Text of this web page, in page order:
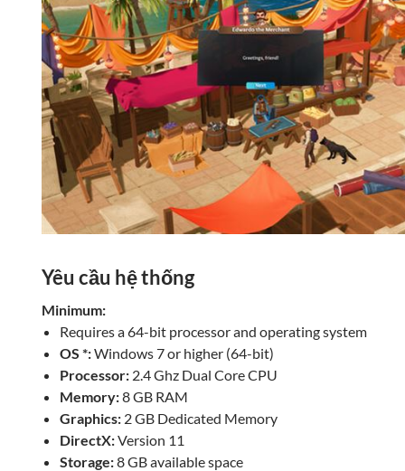
Yêu cầu hệ thống
Minimum:
Requires a 64-bit processor and operating system
OS *:Windows 7 or higher (64-bit)
Processor: 2.4 Ghz Dual Core CPU
Memory:8 GB RAM
Graphics: 2 GB Dedicated Memory
DirectX:Version 11
Storage:8 GB available space